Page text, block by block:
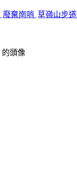
廢棄崗哨 草嶺山步道